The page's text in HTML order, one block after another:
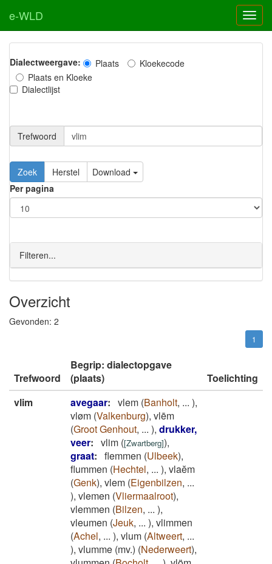
e-WLD
Dialectweergave: Plaats
Kloekecode
Plaats en Kloeke
Dialectlijst
Trefwoord
Download
Per pagina
Filteren...
Overzicht
Gevonden: 2
1
Trefwoord
Begrip: dialectopgave
(plaats)
Toelichting
vlim
avegaar: vlem (Banholt, ... ),
vløm (Valkenburg), vlēm
(Groot Genhout, ... ), drukker,
veer: vlim ([Zwartberg]),
graat: flemmen (Ulbeek),
flummen (Hechtel, ... ), vlaĕm
(Genk), vlem (Eigenbilzen, ...
), vlemen (Vliermaalroot),
vlemmen (Bilzen, ... ),
vleumen (Jeuk, ... ), vlimmen
(Achel, ... ), vlum (Altweert, ...
), vlumme (mv.) (Nederweert),